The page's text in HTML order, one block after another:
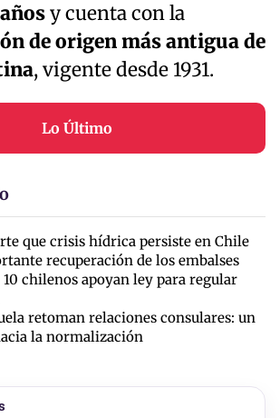
y cuenta con la
de origen más antigua de
, vigente desde 1931.
Lo Último
que crisis hídrica persiste en Chile
recuperación de los embalses
10 chilenos apoyan ley para regular
retoman relaciones consulares: un
la normalización